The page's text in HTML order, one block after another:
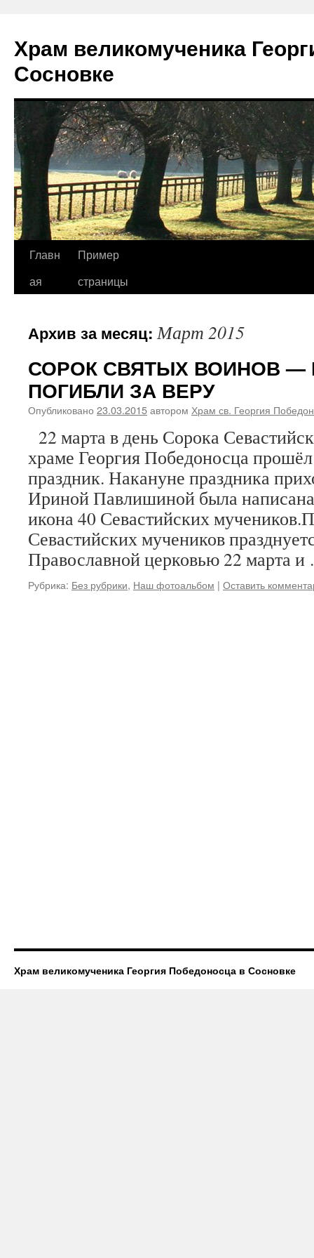
Храм великомученика
Сосновке
Перейти
Главн
ая
Пример
страницы
Архив за месяц:Март 2015
СОРОК СВЯТЫХ ВОИНОВ —
ПОГИБЛИ ЗА ВЕРУ
Опубликовано 23.03.2015автором Храм св. Георгия
22 марта в день Сорока
храме Георгия Победоносца
праздник. Накануне праздника
Ириной Павлишиной была
икона 40 Севастийских
Севастийских мучеников
Православной церковью 22 марта
Рубрика: Без рубрики, Наш фотоальбом | Оставить
Храм великомученика Георгия Победоносца в Сосновке